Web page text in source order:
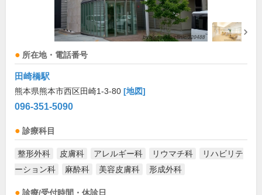
所在地・電話番号
田崎橋駅
熊本県熊本市西区田崎1-3-80 [地図]
096-351-5090
診療科目
整形外科 皮膚科 アレルギー科 リウマチ科
リハビリテ
ーション科
麻酔科 美容皮膚科 形成外科
診療/受付時間・休診日